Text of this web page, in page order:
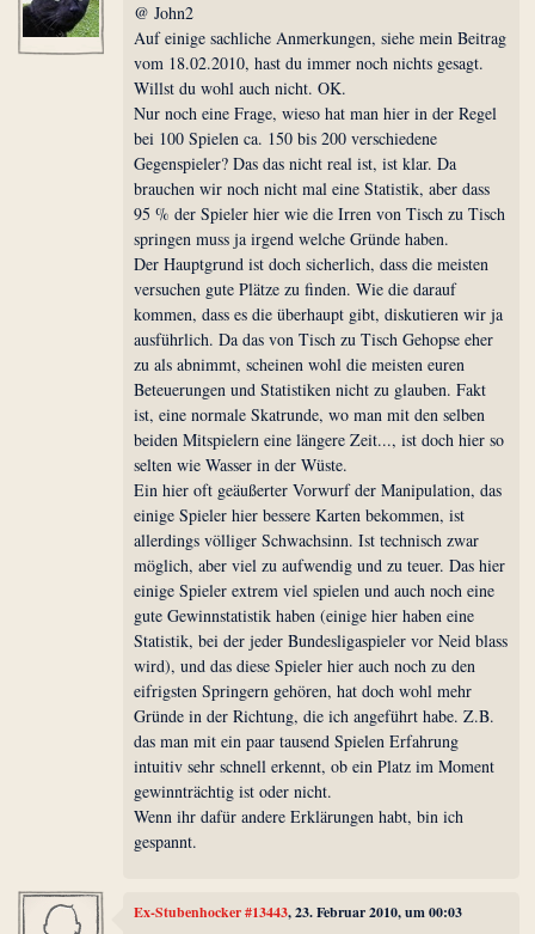
@ John2
Auf einige sachliche Anmerkungen, siehe mein Beitrag
vom 18.02.2010, hast du immer noch nichts gesagt.
Willst du wohl auch nicht. OK.
Nur noch eine Frage, wieso hat man hier in der Regel
bei 100 Spielen ca. 150 bis 200 verschiedene
Gegenspieler? Das das nicht real ist, ist klar. Da
brauchen wir noch nicht mal eine Statistik, aber dass
95 % der Spieler hier wie die Irren von Tisch zu Tisch
springen muss ja irgend welche Gründe haben.
Der Hauptgrund ist doch sicherlich, dass die meisten
versuchen gute Plätze zu finden. Wie die darauf
kommen, dass es die überhaupt gibt, diskutieren wir ja
ausführlich. Da das von Tisch zu Tisch Gehopse eher
zu als abnimmt, scheinen wohl die meisten euren
Beteuerungen und Statistiken nicht zu glauben. Fakt
ist, eine normale Skatrunde, wo man mit den selben
beiden Mitspielern eine längere Zeit..., ist doch hier so
selten wie Wasser in der Wüste.
Ein hier oft geäußerter Vorwurf der Manipulation, das
einige Spieler hier bessere Karten bekommen, ist
allerdings völliger Schwachsinn. Ist technisch zwar
möglich, aber viel zu aufwendig und zu teuer. Das hier
einige Spieler extrem viel spielen und auch noch eine
gute Gewinnstatistik haben (einige hier haben eine
Statistik, bei der jeder Bundesligaspieler vor Neid blass
wird), und das diese Spieler hier auch noch zu den
eifrigsten Springern gehören, hat doch wohl mehr
Gründe in der Richtung, die ich angeführt habe. Z.B.
das man mit ein paar tausend Spielen Erfahrung
intuitiv sehr schnell erkennt, ob ein Platz im Moment
gewinnträchtig ist oder nicht.
Wenn ihr dafür andere Erklärungen habt, bin ich
gespannt.
Ex-Stubenhocker #13443, 23. Februar 2010, um 00:03